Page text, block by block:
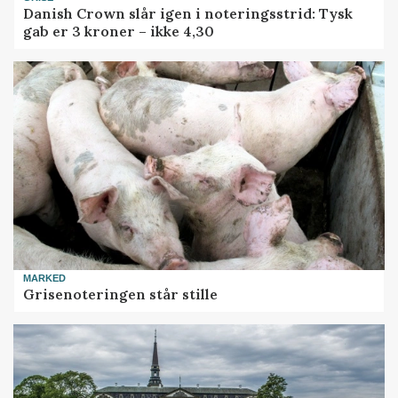
Danish Crown slår igen i noteringsstrid: Tysk
gab er 3 kroner – ikke 4,30
MARKED
Grisenoteringen står stille